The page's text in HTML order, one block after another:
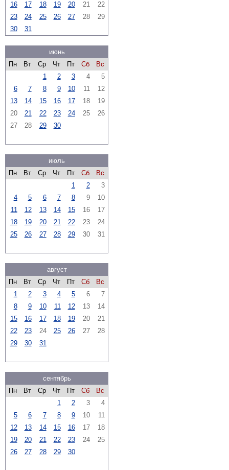
16
17 18 19 20 21
22
23
24 25 26 27 28
29
30
31
июнь
Пн
Вт Ср Чт Пт Сб
Вс
1
2 3 4
5
6
7 8 9 10 11
12
13
14 15 16 17 18
19
20
21 22 23 24 25
26
27
28 29 30
июль
Пн
Вт Ср Чт Пт Сб
Вс
1
2
3
4
5 6 7 8 9
10
11
12 13 14 15 16
17
18
19 20 21 22 23
24
25
26 27 28 29 30 31
август
Пн
Вт Ср Чт Пт Сб
Вс
1
2 3 4 5 6
7
8
9 10 11 12 13
14
15
16 17 18 19 20
21
22
23 24 25 26 27
28
29
30 31
сентябрь
Пн
Вт Ср Чт Пт Сб
Вс
1
2 3
4
5
6 7 8 9 10
11
12
13 14 15 16 17
18
19
20 21 22 23 24
25
26
27 28 29 30